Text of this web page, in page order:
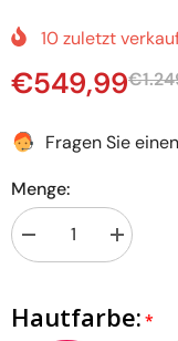
10zuletzt
€549,99
Fragen Sie
Menge:
Menge
verringern
[Sofort
lieferbar]
Menge
erhöhen
lieferbar]
Hautfarbe: